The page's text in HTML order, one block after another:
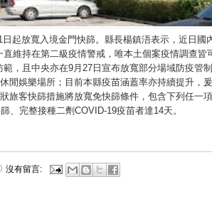
日起放寬入境金門快篩。縣長楊鎮浯表示，近日國
維持在第二級疫情警戒，唯本土個案疫情調查皆
，且中央亦在9月27日宣布放寬部分場域防疫管制
閒娛樂場所；目前本縣疫苗涵蓋率亦持續提升，
旅客快篩措施將放寬免快篩條件，包含下列任一
、完整接種二劑COVID-19疫苗者達14天。
沒有留言: